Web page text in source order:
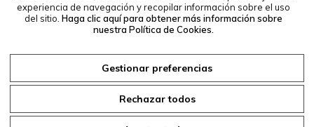
LinkedIn
Condiciones de venta
Politica de cookies
Administrar cookies
experiencia de navegación y recopilar información sobre el uso
del sitio. Haga clic aquí para obtener más información sobre
nuestra Política de Cookies.
Gestionar preferencias
Rechazar todos